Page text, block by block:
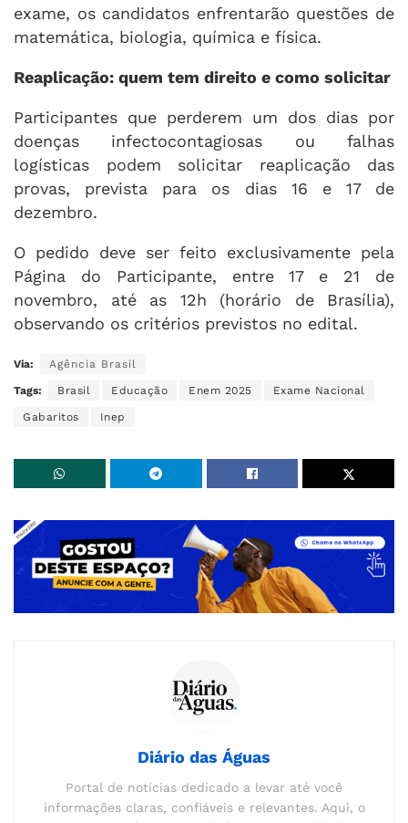
exame, os candidatos enfrentarão questões de
matemática, biologia, química e física.
Reaplicação: quem tem direito e como solicitar
Participantes que perderem um dos dias por
doenças infectocontagiosas ou falhas
logísticas podem solicitar reaplicação das
provas, prevista para os dias 16 e 17 de
dezembro.
O pedido deve ser feito exclusivamente pela
Página do Participante, entre 17 e 21 de
novembro, até as 12h (horário de Brasília),
observando os critérios previstos no edital.
Via: Agência Brasil
Tags: Brasil Educação Enem 2025 Exame Nacional
Gabaritos Inep
Diário das Águas
Portal de notícias dedicado a levar até você
informações claras, confiáveis e relevantes. Aqui, o